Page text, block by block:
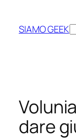
contenuto
SIAMO GEEK
dare